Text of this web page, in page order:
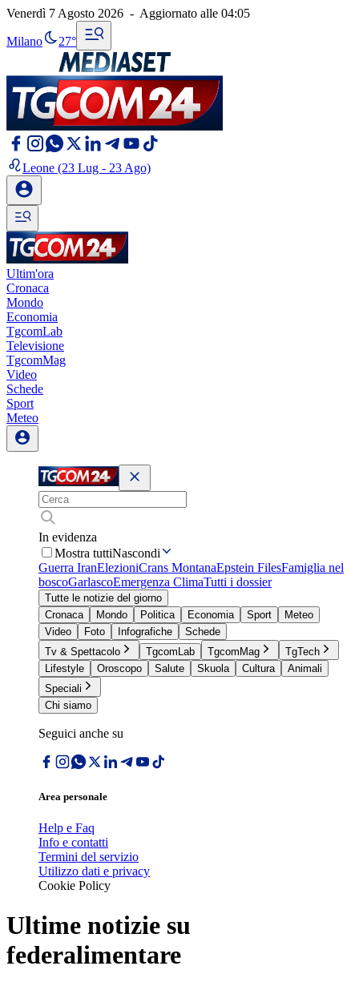
Venerdì 7 Agosto 2026 - Aggiornato alle 04:05
Milano 27°
Leone (23 Lug - 23 Ago)
Ultim'ora
Cronaca
Mondo
Economia
TgcomLab
Televisione
TgcomMag
Video
Schede
Sport
Meteo
In evidenza
Mostra tuttiNascondi
Guerra IranElezioniCrans MontanaEpstein FilesFamiglia nel
boscoGarlascoEmergenza ClimaTutti i dossier
Tutte le notizie del giorno
Cronaca
Mondo Politica Economia Sport
Meteo
Video
Foto Infografiche
Schede
Tv & Spettacolo
TgcomLab TgcomMag
TgTech
Lifestyle
Oroscopo Salute Skuola Cultura
Animali
Speciali
Chi siamo
Seguici anche su
Area personale
Help e Faq
Info e contatti
Termini del servizio
Utilizzo dati e privacy
Cookie Policy
Ultime notizie su
federalimentare